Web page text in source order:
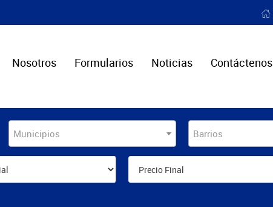
Nosotros Formularios Noticias Contáctenos
Municipios Barrios